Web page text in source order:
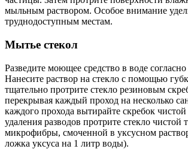
мыльным раствором. Особое внимание
труднодоступным местам.
Мытье стекол
Разведите моющее средство в воде
Нанесите раствор на стекло с помощью
тщательно протрите стекло резиновым
перекрывая каждый проход на несколько
каждого прохода вытирайте скребок
удаления разводов протрите стекло чистой
микрофибры, смоченной в уксусном
ложка уксуса на 1 литр воды).